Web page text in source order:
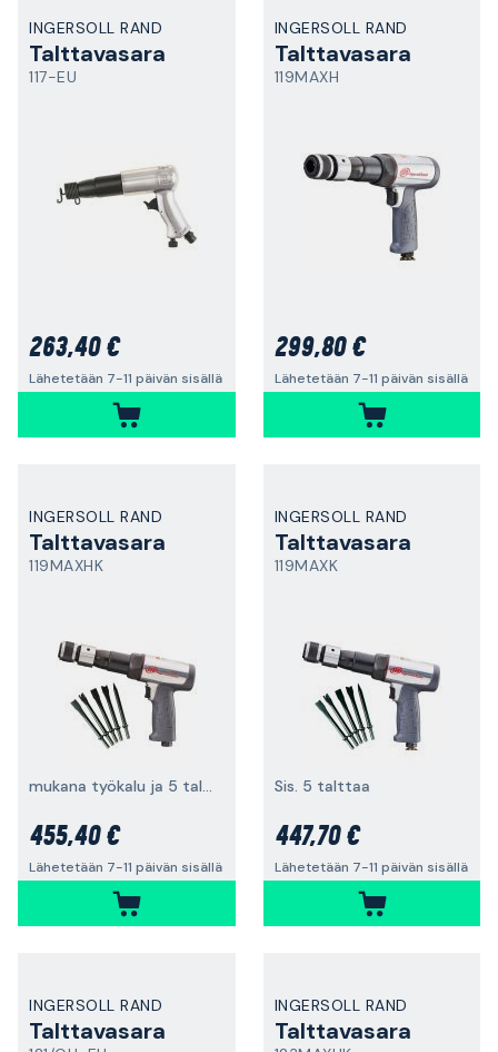
INGERSOLL RAND
Talttavasara
117-EU
263,40 €
Lähetetään 7-11 päivän sisällä
INGERSOLL RAND
Talttavasara
119MAXH
299,80 €
Lähetetään 7-11 päivän sisällä
INGERSOLL RAND
Talttavasara
119MAXHK
mukana työkalu ja 5 talttaa.
455,40 €
Lähetetään 7-11 päivän sisällä
INGERSOLL RAND
Talttavasara
119MAXK
Sis. 5 talttaa
447,70 €
Lähetetään 7-11 päivän sisällä
INGERSOLL RAND
Talttavasara
INGERSOLL RAND
Talttavasara